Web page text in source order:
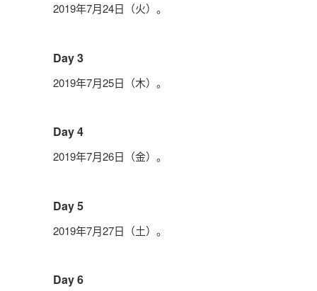
2019年7月24日（火）。
Day 3
2019年7月25日（木）。
Day 4
2019年7月26日（金）。
Day 5
2019年7月27日（土）。
Day 6